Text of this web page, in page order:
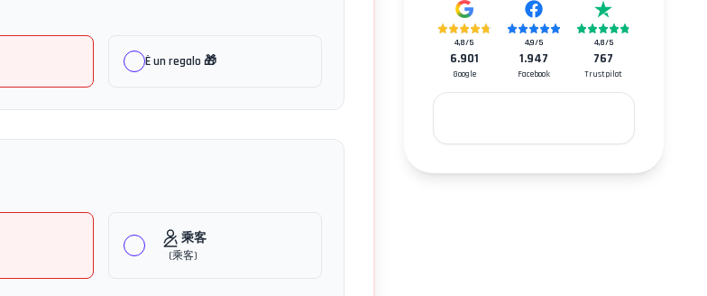
È un regalo 🎁
乘客
(乘客)
4,8/5
6.901
Google
4,9/5
1.947
Facebook
4,8/5
767
Trustpilot